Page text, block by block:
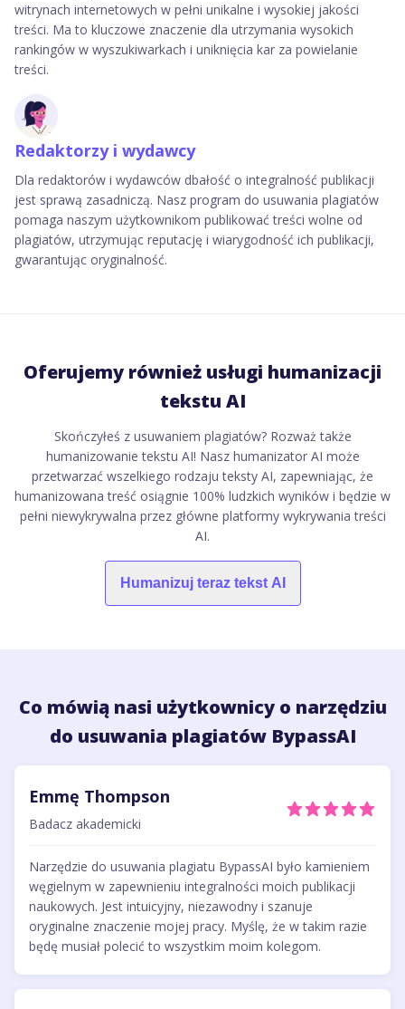
witrynach internetowych w pełni unikalne i wysokiej jakości
treści. Ma to kluczowe znaczenie dla utrzymania wysokich
rankingów w wyszukiwarkach i uniknięcia kar za powielanie
treści.
Redaktorzy i wydawcy
Dla redaktorów i wydawców dbałość o integralność publikacji
jest sprawą zasadniczą. Nasz program do usuwania plagiatów
pomaga naszym użytkownikom publikować treści wolne od
plagiatów, utrzymując reputację i wiarygodność ich publikacji,
gwarantując oryginalność.
Oferujemy również usługi humanizacji
tekstu AI
Skończyłeś z usuwaniem plagiatów? Rozważ także
humanizowanie tekstu AI! Nasz humanizator AI może
przetwarzać wszelkiego rodzaju teksty AI, zapewniając, że
humanizowana treść osiągnie 100% ludzkich wyników i będzie w
pełni niewykrywalna przez główne platformy wykrywania treści
AI.
Humanizuj teraz tekst AI
Co mówią nasi użytkownicy o narzędziu
do usuwania plagiatów BypassAI
Emmę Thompson
Badacz akademicki
Narzędzie do usuwania plagiatu BypassAI było kamieniem
węgielnym w zapewnieniu integralności moich publikacji
naukowych. Jest intuicyjny, niezawodny i szanuje
oryginalne znaczenie mojej pracy. Myślę, że w takim razie
będę musiał polecić to wszystkim moim kolegom.